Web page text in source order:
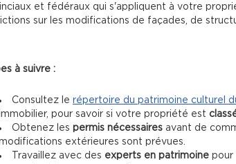
et fédéraux qui s'appliquent à votre
sur les modifications de façades, de
à suivre :
Consultez le répertoire du patrimoine culturel
pour savoir si votre propriété est
Obtenez les permis nécessaires avant de
extérieures sont prévues.
Travaillez avec des experts en patrimoine pour